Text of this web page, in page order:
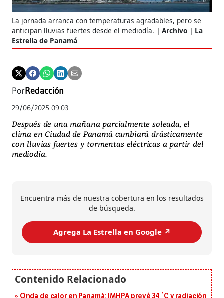
La jornada arranca con temperaturas agradables, pero se
anticipan lluvias fuertes desde el mediodía.
Archivo | La
Estrella de Panamá
PorRedacción
29/06/2025 09:03
Después de una mañana parcialmente soleada, el
clima en Ciudad de Panamá cambiará drásticamente
con lluvias fuertes y tormentas eléctricas a partir del
mediodía.
Encuentra más de nuestra cobertura en los resultados
de búsqueda.
Agrega La Estrella en Google ↗️
Onda de calor en Panamá: IMHPA prevé 34 °C y radiación